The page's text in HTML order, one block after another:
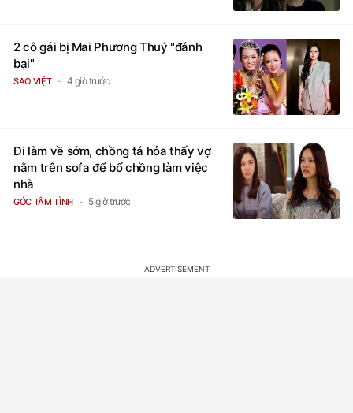
2 cô gái bị Mai Phương Thuý "đánh
bại"
SAO VIỆT 4 giờ trước
Đi làm về sớm, chồng tá hỏa thấy vợ
nằm trên sofa để bố chồng làm việc
nhà
GÓC TÂM TÌNH 5 giờ trước